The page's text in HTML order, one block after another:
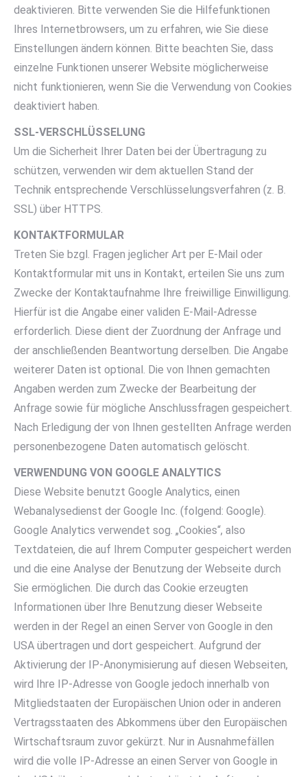
deaktivieren. Bitte verwenden Sie die Hilfefunktionen
Ihres Internetbrowsers, um zu erfahren, wie Sie diese
Einstellungen ändern können. Bitte beachten Sie, dass
einzelne Funktionen unserer Website möglicherweise
nicht funktionieren, wenn Sie die Verwendung von Cookies
deaktiviert haben.
SSL-VERSCHLÜSSELUNG
Um die Sicherheit Ihrer Daten bei der Übertragung zu
schützen, verwenden wir dem aktuellen Stand der
Technik entsprechende Verschlüsselungsverfahren (z. B.
SSL) über HTTPS.
KONTAKTFORMULAR
Treten Sie bzgl. Fragen jeglicher Art per E-Mail oder
Kontaktformular mit uns in Kontakt, erteilen Sie uns zum
Zwecke der Kontaktaufnahme Ihre freiwillige Einwilligung.
Hierfür ist die Angabe einer validen E-Mail-Adresse
erforderlich. Diese dient der Zuordnung der Anfrage und
der anschließenden Beantwortung derselben. Die Angabe
weiterer Daten ist optional. Die von Ihnen gemachten
Angaben werden zum Zwecke der Bearbeitung der
Anfrage sowie für mögliche Anschlussfragen gespeichert.
Nach Erledigung der von Ihnen gestellten Anfrage werden
personenbezogene Daten automatisch gelöscht.
VERWENDUNG VON GOOGLE ANALYTICS
Diese Website benutzt Google Analytics, einen
Webanalysedienst der Google Inc. (folgend: Google).
Google Analytics verwendet sog. „Cookies“, also
Textdateien, die auf Ihrem Computer gespeichert werden
und die eine Analyse der Benutzung der Webseite durch
Sie ermöglichen. Die durch das Cookie erzeugten
Informationen über Ihre Benutzung dieser Webseite
werden in der Regel an einen Server von Google in den
USA übertragen und dort gespeichert. Aufgrund der
Aktivierung der IP-Anonymisierung auf diesen Webseiten,
wird Ihre IP-Adresse von Google jedoch innerhalb von
Mitgliedstaaten der Europäischen Union oder in anderen
Vertragsstaaten des Abkommens über den Europäischen
Wirtschaftsraum zuvor gekürzt. Nur in Ausnahmefällen
wird die volle IP-Adresse an einen Server von Google in